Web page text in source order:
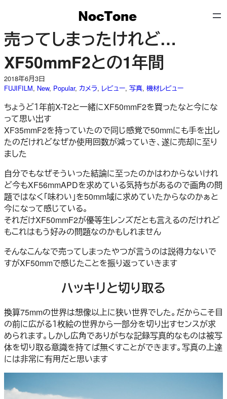
を
ス
キ
ッ
プ
売ってしまったけれど…
XF50mmF2との1年間
2018年6月3日
FUJIFILM, New, Popular, カメラ, レビュー, 写真, 機材レビュー
ちょうど１年前X-T2と一緒にXF50mmF2を買ったなと今にな
って思い出す
XF35mmF2を持っていたので同じ感覚で50mmにも手を出し
たのだけれどなぜか使用回数が減っていき、遂に売却に至り
ました
自分でもなぜそういった結論に至ったのかはわからないけれ
ど今もXF56mmAPDを求めている気持ちがあるので画角の問
題ではなく「味わい」を50mm域に求めていたからなのかぁと
今になって感じている。
それだけXF50mmF2が優等生レンズだとも言えるのだけれど
もこれはもう好みの問題なのかもしれません
そんなこんなで売ってしまったやつが言うのは説得力ないで
すがXF50mmで感じたことを振り返っていきます
ハッキリと切り取る
換算75mmの世界は想像以上に狭い世界でした。だからこそ目
の前に広がる１枚絵の世界から一部分を切り出すセンスが求
められます。しかし広角でありがちな記録写真的なものは被写
体を切り取る意識を持てば無くすことができます。写真の上達
には非常に有用だと思います